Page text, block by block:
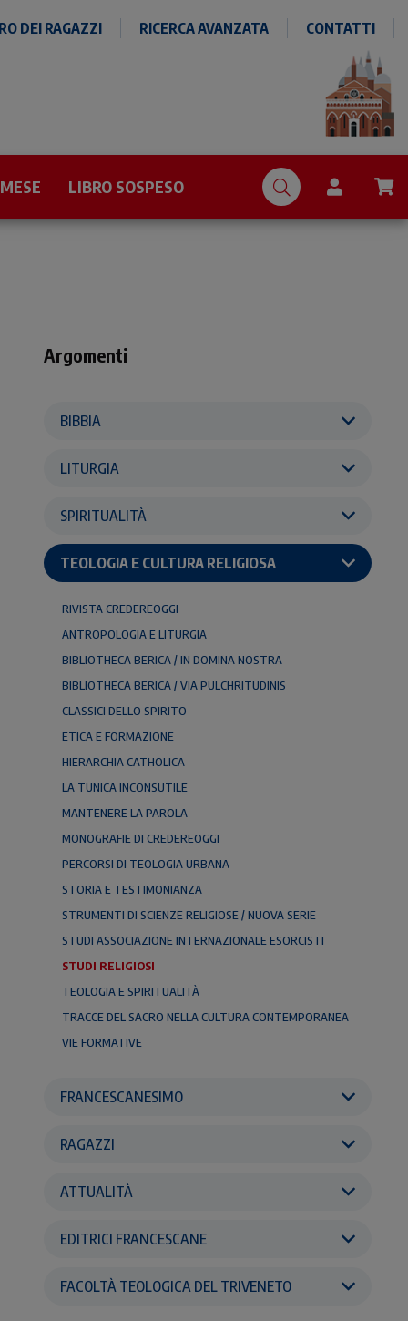
DEI RAGAZZI RICERCA AVANZATA CONTATTI
LIBRO SOSPESO
Argomenti
BIBBIA
LITURGIA
SPIRITUALITÀ
TEOLOGIA E CULTURA RELIGIOSA
RIVISTA CREDEREOGGI
ANTROPOLOGIA E LITURGIA
BIBLIOTHECA BERICA / IN DOMINA NOSTRA
BIBLIOTHECA BERICA / VIA PULCHRITUDINIS
CLASSICI DELLO SPIRITO
ETICA E FORMAZIONE
HIERARCHIA CATHOLICA
LA TUNICA INCONSUTILE
MANTENERE LA PAROLA
MONOGRAFIE DI CREDEREOGGI
PERCORSI DI TEOLOGIA URBANA
STORIA E TESTIMONIANZA
STRUMENTI DI SCIENZE RELIGIOSE / NUOVA SERIE
STUDI ASSOCIAZIONE INTERNAZIONALE ESORCISTI
STUDI RELIGIOSI
TEOLOGIA E SPIRITUALITÀ
TRACCE DEL SACRO NELLA CULTURA CONTEMPORANEA
VIE FORMATIVE
FRANCESCANESIMO
RAGAZZI
ATTUALITÀ
EDITRICI FRANCESCANE
FACOLTÀ TEOLOGICA DEL TRIVENETO